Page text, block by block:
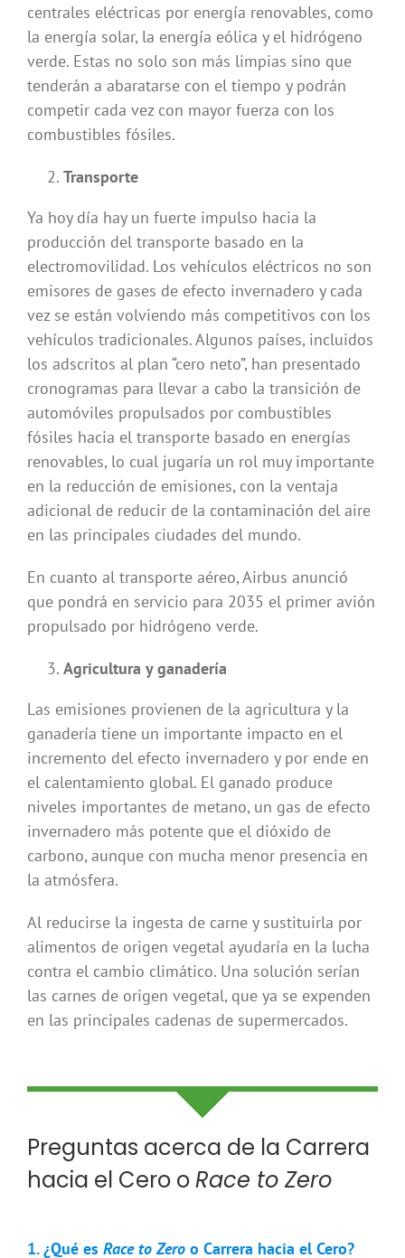
centrales eléctricas por energía renovables, como
la energía solar, la energía eólica y el hidrógeno
verde. Estas no solo son más limpias sino que
tenderán a abaratarse con el tiempo y podrán
competir cada vez con mayor fuerza con los
combustibles fósiles.
Transporte
Ya hoy día hay un fuerte impulso hacia la
producción del transporte basado en la
electromovilidad. Los vehículos eléctricos no son
emisores de gases de efecto invernadero y cada
vez se están volviendo más competitivos con los
vehículos tradicionales. Algunos países, incluidos
los adscritos al plan “cero neto”, han presentado
cronogramas para llevar a cabo la transición de
automóviles propulsados por combustibles
fósiles hacia el transporte basado en energías
renovables, lo cual jugaría un rol muy importante
en la reducción de emisiones, con la ventaja
adicional de reducir de la contaminación del aire
en las principales ciudades del mundo.
En cuanto al transporte aéreo, Airbus anunció
que pondrá en servicio para 2035 el primer avión
propulsado por hidrógeno verde.
Agricultura y ganadería
Las emisiones provienen de la agricultura y la
ganadería tiene un importante impacto en el
incremento del efecto invernadero y por ende en
el calentamiento global. El ganado produce
niveles importantes de metano, un gas de efecto
invernadero más potente que el dióxido de
carbono, aunque con mucha menor presencia en
la atmósfera.
Al reducirse la ingesta de carne y sustituirla por
alimentos de origen vegetal ayudaría en la lucha
contra el cambio climático. Una solución serían
las carnes de origen vegetal, que ya se expenden
en las principales cadenas de supermercados.
Preguntas acerca de la Carrera
hacia el Cero oRace to Zero
1. ¿Qué es Race to Zero o Carrera hacia el Cero?